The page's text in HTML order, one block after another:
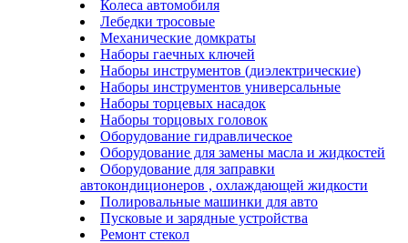
Колеса автомобиля
Лебедки тросовые
Механические домкраты
Наборы гаечных ключей
Наборы инструментов (диэлектрические)
Наборы инструментов универсальные
Наборы торцевых насадок
Наборы торцовых головок
Оборудование гидравлическое
Оборудование для замены масла и жидкостей
Оборудование для заправки
автокондиционеров , охлаждающей жидкости
Полировальные машинки для авто
Пусковые и зарядные устройства
Ремонт стекол